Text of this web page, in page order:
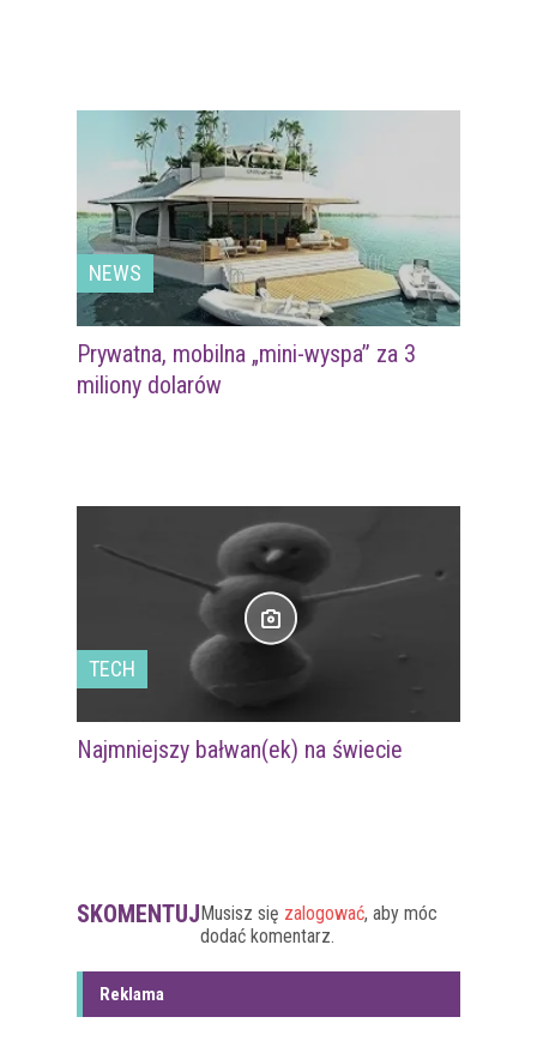
NEWS
Prywatna, mobilna „mini-wyspa” za 3
miliony dolarów
TECH
Najmniejszy bałwan(ek) na świecie
SKOMENTUJMusisz się zalogować, aby móc
dodać komentarz.
Reklama